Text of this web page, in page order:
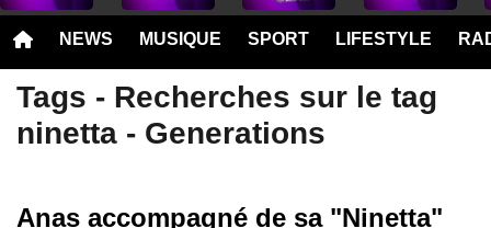
NEWS MUSIQUE SPORT LIFESTYLE
Tags - Recherches sur le tag
ninetta - Generations
Anas accompagné de sa "Ninetta"